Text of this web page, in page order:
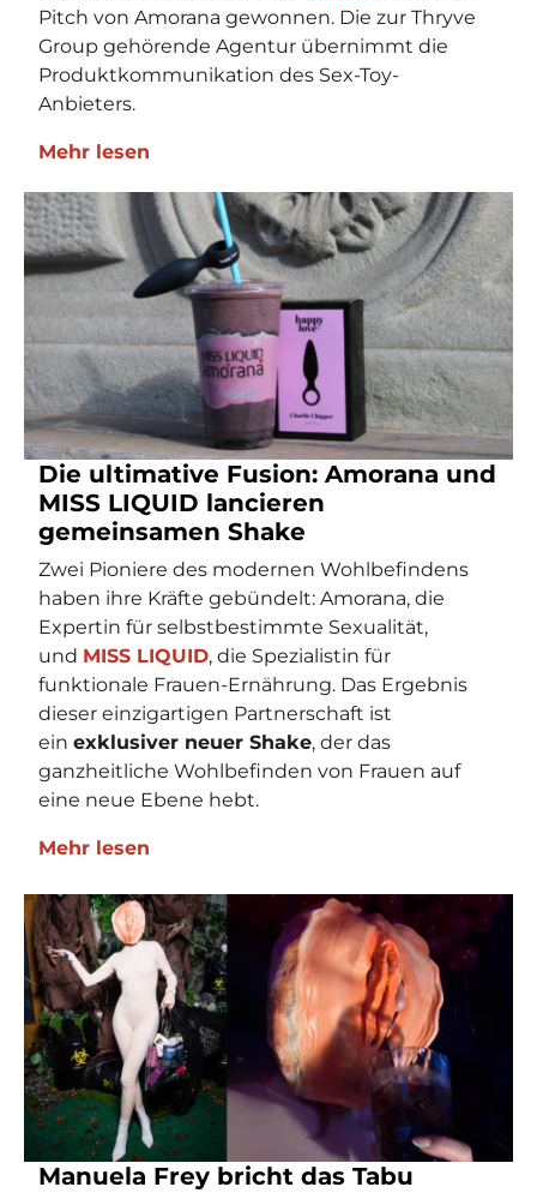
Pitch von Amorana gewonnen. Die zur Thryve
Group gehörende Agentur übernimmt die
Produktkommunikation des Sex-Toy-
Anbieters.
Mehr lesen
Die ultimative Fusion: Amorana und
MISS LIQUID lancieren
gemeinsamen Shake
Zwei Pioniere des modernen Wohlbefindens
haben ihre Kräfte gebündelt: Amorana, die
Expertin für selbstbestimmte Sexualität,
und MISS LIQUID, die Spezialistin für
funktionale Frauen-Ernährung. Das Ergebnis
dieser einzigartigen Partnerschaft ist
ein exklusiver neuer Shake, der das
ganzheitliche Wohlbefinden von Frauen auf
eine neue Ebene hebt.
Mehr lesen
Manuela Frey bricht das Tabu